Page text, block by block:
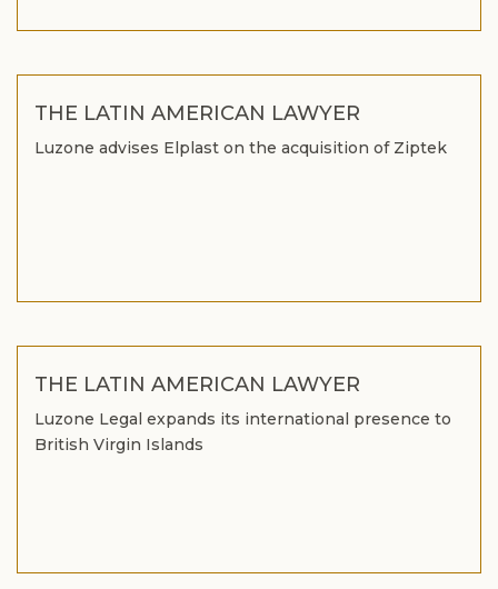
THE LATIN AMERICAN LAWYER
Luzone advises Elplast on the acquisition of Ziptek
THE LATIN AMERICAN LAWYER
Luzone Legal expands its international presence to
British Virgin Islands